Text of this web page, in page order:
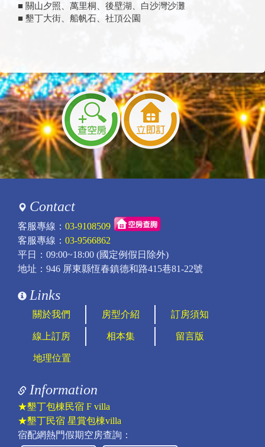
■ 關山夕照、萬里桐、後壁湖、白沙灣沙灘
■ 墾丁大街、船帆石、社頂公園
Contact
客服專線： 03-9108509
客服專線： 03-9566862
平日：09:00~18:00 (國定例假日除外)
地址：946 屏東縣恆春鎮德和路415巷81-22號
Links
關於我們 房型介紹 訂房須知
線上訂房 相本集 留言版
地理位置
Information
★墾丁包棟民宿 F villa
★墾丁民宿 星賞包棟villa
宿配網熱門假期空房查詢：